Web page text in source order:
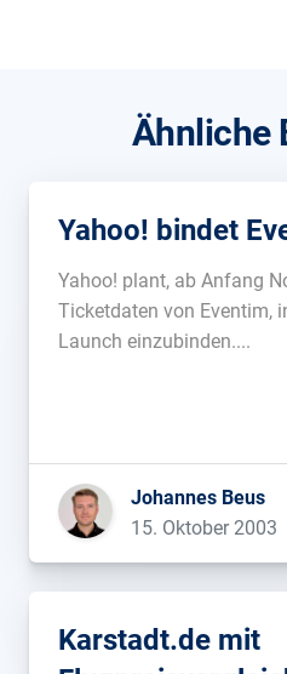
Ähnliche
Yahoo! bindet
Yahoo! plant, ab Anfang
Ticketdaten von Eventim,
Launch einzubinden....
Johannes Beus
15. Oktober 2003
Karstadt.de mit